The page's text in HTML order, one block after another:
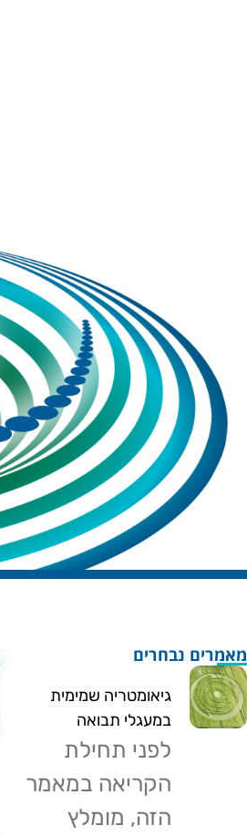
מאמרים נבחרים
גיאומטריה שמימית
במעגלי תבואה
לפני תחילת
הקריאה במאמר
הזה, מומלץ